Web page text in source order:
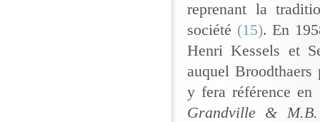
reprenant la
société (15). En
Henri Kessels et
auquel
y fera référence en
Grandville &